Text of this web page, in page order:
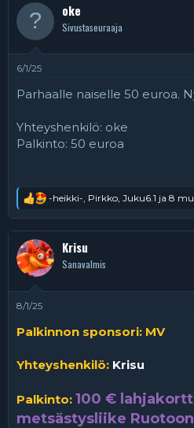
oke
Sivustaseuraaja
6/1/25
Parhaalle naiselle 50 euroa.
Yhteyshenkilö: oke
Palkinto: 50 euroa
R
a
k
t
i
t
:
-heikki-, Pirkko, Juku6.1 ja 8
Krisu
Sanavalmis
8/1/25
Palkinnon sponsori: MV
Yhteyshenkilö: Krisu
Palkinto: 100 €
metsästysliike Ruotoon